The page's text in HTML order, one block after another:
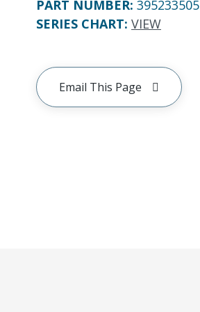
PART NUMBER: 395233505
SERIES CHART: VIEW
Email This Page